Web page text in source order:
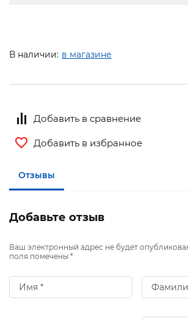
В наличии: в магазине
Добавить в сравнение
Добавить в избранное
Отзывы
Добавьте отзыв
Ваш электронный адрес не будет
поля помечены *